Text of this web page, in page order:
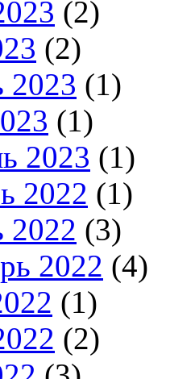
(2)
(2)
2023 (1)
(1)
2023 (1)
2022 (1)
2022 (3)
2022 (4)
(1)
(2)